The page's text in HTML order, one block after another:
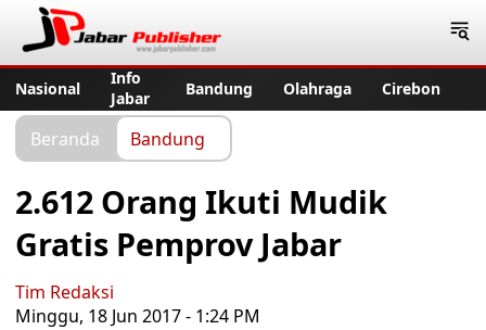
Nasional
Info
Jabar
Bandung Olahraga Cirebon
Beranda Bandung
2.612 Orang Ikuti Mudik
Gratis Pemprov Jabar
Tim Redaksi
Minggu, 18 Jun 2017 - 1:24 PM